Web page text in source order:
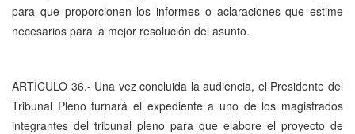
para que proporcionen los informes o aclaraciones que estime
necesarios para la mejor resolución del asunto.
ARTÍCULO 36.- Una vez concluida la audiencia, el Presidente del
Tribunal Pleno turnará el expediente a uno de los magistrados
integrantes del tribunal pleno para que elabore el proyecto de